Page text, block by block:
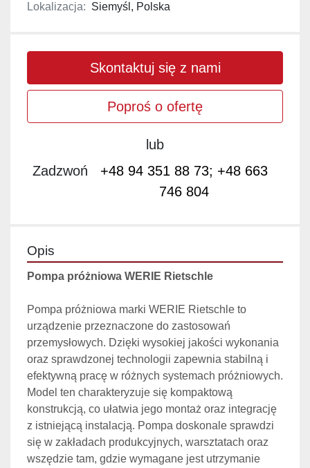
Lokalizacja: Siemyśl, Polska
Skontaktuj się z nami
Poproś o ofertę
lub
Zadzwoń
+48 94 351 88 73; +48 663
746 804
Opis
Pompa próżniowa WERIE Rietschle
Pompa próżniowa marki WERIE Rietschle to
urządzenie przeznaczone do zastosowań
przemysłowych. Dzięki wysokiej jakości wykonania
oraz sprawdzonej technologii zapewnia stabilną i
efektywną pracę w różnych systemach próżniowych.
Model ten charakteryzuje się kompaktową
konstrukcją, co ułatwia jego montaż oraz integrację
z istniejącą instalacją. Pompa doskonale sprawdzi
się w zakładach produkcyjnych, warsztatach oraz
wszędzie tam, gdzie wymagane jest utrzymanie